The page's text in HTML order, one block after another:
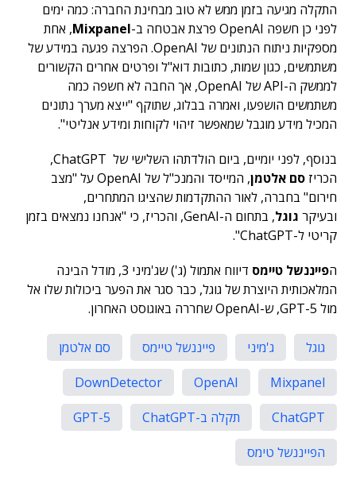
התקלה מגיעה בזמן ממש לא טוב מבחינת החברה: כמה ימים
לפני כן חשפה OpenAI פרצת אבטחה ב-
Mixpanel, אחת
מספקיות ניתוח הנתונים של OpenAI. הפרצה פגעה במידע של
משתמשים, כגון שמות, כתובות דוא"ל ופרטים אחרים הקשורים
לממשק ה-API של OpenAI, אך החבה לא חשפה כמה
משתמשים הושפעו, ואמרה בבלוג, שתוקף "ייצא מערך נתונים
המכיל מידע מוגבל שמאפשר זיהוי לקוחות ומידע אנליטי".
בנוסף, לפני יומיים, ביום הולדתהו השלישי של ChatGPT,
הכריז סם אלטמן
, המייסד והמנכ"ל של OpenAI על "מצב
חירום" בחברה, לאור ההתקדמות שהציגו המתחרים,
ובעיקר גוגל
, בתחום ה-GenAI, והכריז, כי "אנחנו נמצאים בזמן
קריטי ל-ChatGPT".
הפייננשל טיימס
דיווח אתמול (ג') שג'מיני 3, מודל הבינה
המלאכותית היוצרת של גוגל, כבר סגר את הפער ביכולות שלו אל
מול GPT-5, ש-OpenAI שחררה באוגוסט האחרון.
גוגל ג'מיני פייננשל טיימס
סם אלטמן
Mixpanel
OpenAI
DownDetector
ChatGPT
תקלה ב-ChatGPT
GPT-5
הפייננשל טימס